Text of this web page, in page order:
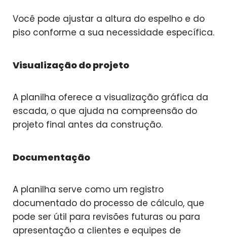
Você pode ajustar a altura do espelho e do
piso conforme a sua necessidade específica.
Visualização do projeto
A planilha oferece a visualização gráfica da
escada, o que ajuda na compreensão do
projeto final antes da construção.
Documentação
A planilha serve como um registro
documentado do processo de cálculo, que
pode ser útil para revisões futuras ou para
apresentação a clientes e equipes de